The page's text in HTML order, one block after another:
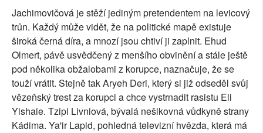
Jachimovičová je stěží jediným pretendentem na levicový
trůn. Každý může vidět, že na politické mapě existuje
široká černá díra, a mnozí jsou chtiví ji zaplnit. Ehud
Olmert, pávě usvědčený z menšího obvinění a stále ještě
pod několika obžalobami z korupce, naznačuje, že se
touží vrátit. Stejně tak Aryeh Deri, který si již odseděl svůj
vězeňský trest za korupci a chce vystrnadit rasistu Eli
Yishaie. Tzipi Livniová, bývalá nešikovná vůdkyně strany
Kádima. Ya'ir Lapid, pohledná televizní hvězda, která má